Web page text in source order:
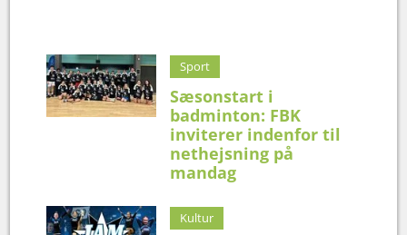
Sport
Sæsonstart i
badminton: FBK
inviterer indenfor til
nethejsning på
mandag
Kultur